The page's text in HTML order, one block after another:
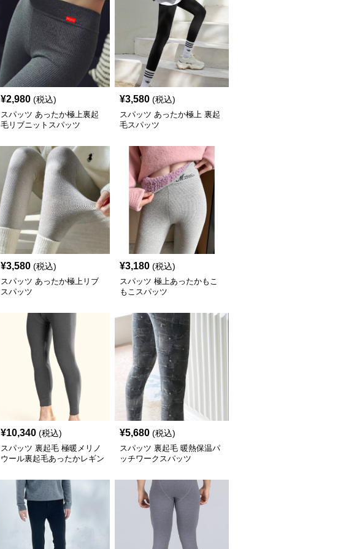
¥2,980 (税込)
スパッツ あったか極上裏起
毛リブニットスパッツ
¥3,580 (税込)
スパッツ あったか極上 裏起
毛スパッツ
¥3,580 (税込)
スパッツ あったか極上リブ
スパッツ
¥3,180 (税込)
スパッツ 極上あったかもこ
もこスパッツ
¥10,340 (税込)
スパッツ 裏起毛 極暖メリノ
ウール裏起毛あったかレギン
¥5,680 (税込)
スパッツ 裏起毛 暖熱保温パ
ッチワークスパッツ